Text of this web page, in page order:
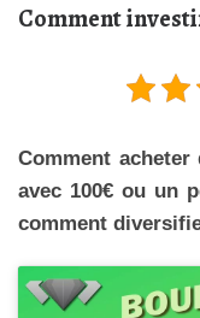
Comment
Comment
avec 100€ ou un
comment